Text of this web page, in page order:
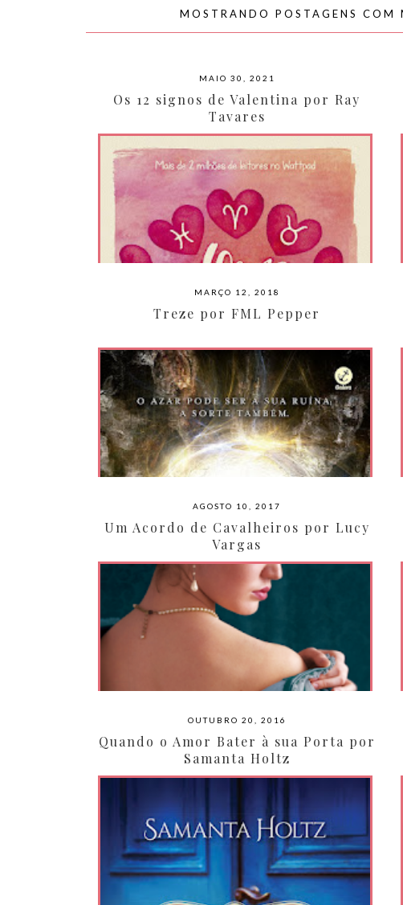
MOSTRANDO POSTAGENS COM
MAIO 30, 2021
Os 12 signos de Valentina por Ray
Tavares
MARÇO 12, 2018
Treze por FML Pepper
AGOSTO 10, 2017
Um Acordo de Cavalheiros por Lucy
Vargas
OUTUBRO 20, 2016
Quando o Amor Bater à sua Porta por
Samanta Holtz